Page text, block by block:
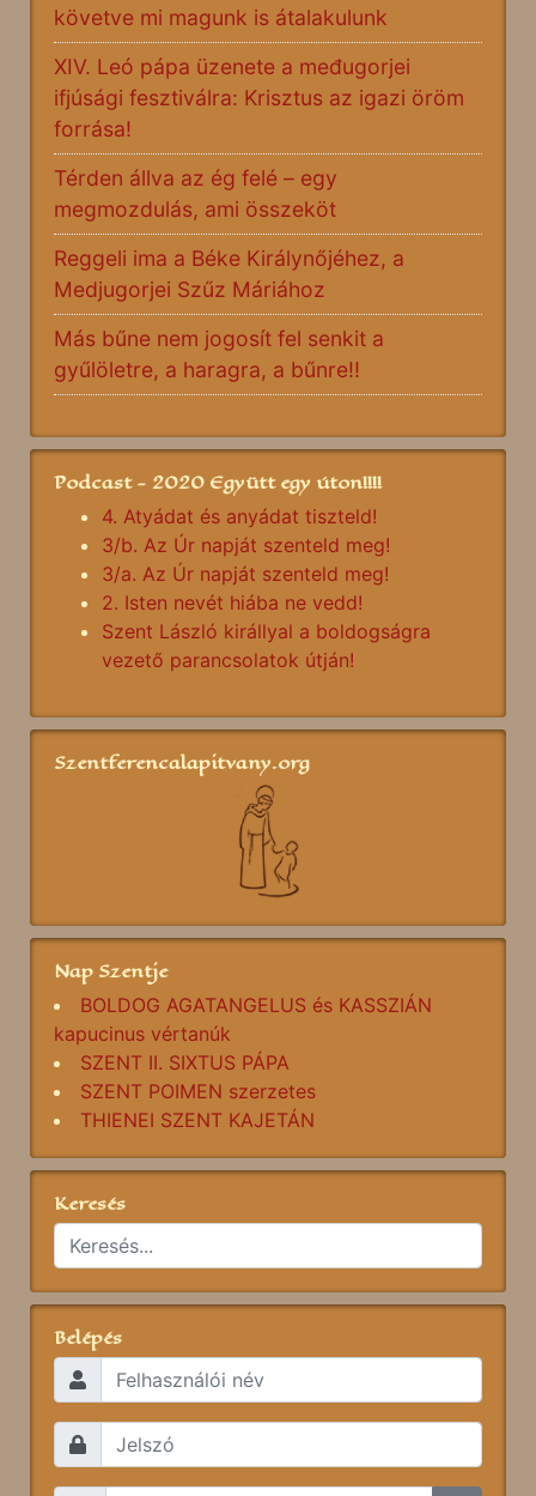
követve mi magunk is átalakulunk
XIV. Leó pápa üzenete a međugorjei
ifjúsági fesztiválra: Krisztus az igazi öröm
forrása!
Térden állva az ég felé – egy
megmozdulás, ami összeköt
Reggeli ima a Béke Királynőjéhez, a
Medjugorjei Szűz Máriához
Más bűne nem jogosít fel senkit a
gyűlöletre, a haragra, a bűnre!!
Podcast - 2020 Együtt egy úton!!!!
4. Atyádat és anyádat tiszteld!
3/b. Az Úr napját szenteld meg!
3/a. Az Úr napját szenteld meg!
2. Isten nevét hiába ne vedd!
Szent László királlyal a boldogságra
vezető parancsolatok útján!
Szentferencalapitvany.org
Nap Szentje
BOLDOG AGATANGELUS és KASSZIÁN
kapucinus vértanúk
SZENT II. SIXTUS PÁPA
SZENT POIMEN szerzetes
THIENEI SZENT KAJETÁN
Keresés
Belépés